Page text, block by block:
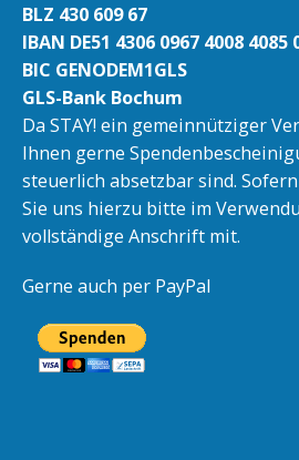
BLZ 430 609 67
IBAN DE51 4306 0967 4008 4085
BIC GENODEM1GLS
GLS-Bank Bochum
Da STAY! ein gemeinnütziger
Ihnen gerne
steuerlich absetzbar sind.
Sie uns hierzu bitte im
vollständige Anschrift mit.
Gerne auch per PayPal